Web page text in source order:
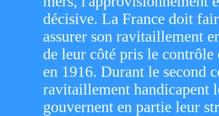
décisive. La France doit
assurer son ravitaillement
de leur côté pris le
en 1916. Durant le second
ravitaillement handicapent
gouvernent en partie leur